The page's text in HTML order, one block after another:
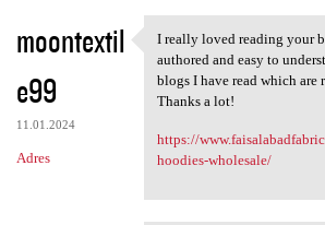
moontextil
e99
11.01.2024
Adres
I really loved reading
I really loved reading your
authored and easy to
blogs I have read which are
Thanks a lot!
https://
hoodies-wholesale/